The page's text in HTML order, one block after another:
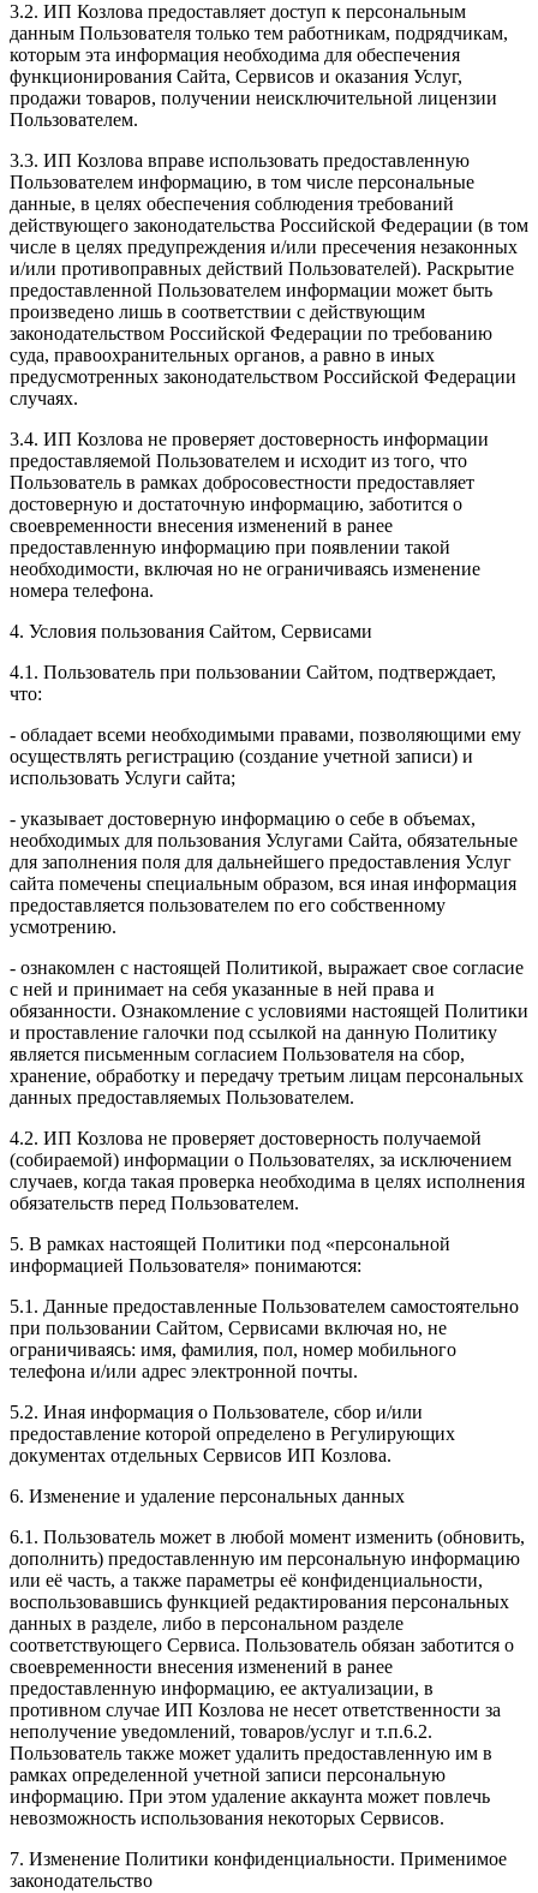
3.2. ИП Козлова предоставляет доступ к персональным
данным Пользователя только тем работникам, подрядчикам,
которым эта информация необходима для обеспечения
функционирования Сайта, Сервисов и оказания Услуг,
продажи товаров, получении неисключительной лицензии
Пользователем.
3.3. ИП Козлова вправе использовать предоставленную
Пользователем информацию, в том числе персональные
данные, в целях обеспечения соблюдения требований
действующего законодательства Российской Федерации (в том
числе в целях предупреждения и/или пресечения незаконных
и/или противоправных действий Пользователей). Раскрытие
предоставленной Пользователем информации может быть
произведено лишь в соответствии с действующим
законодательством Российской Федерации по требованию
суда, правоохранительных органов, а равно в иных
предусмотренных законодательством Российской Федерации
случаях.
3.4. ИП Козлова не проверяет достоверность информации
предоставляемой Пользователем и исходит из того, что
Пользователь в рамках добросовестности предоставляет
достоверную и достаточную информацию, заботится о
своевременности внесения изменений в ранее
предоставленную информацию при появлении такой
необходимости, включая но не ограничиваясь изменение
номера телефона.
4. Условия пользования Сайтом, Сервисами
4.1. Пользователь при пользовании Сайтом, подтверждает,
что:
- обладает всеми необходимыми правами, позволяющими ему
осуществлять регистрацию (создание учетной записи) и
использовать Услуги сайта;
- указывает достоверную информацию о себе в объемах,
необходимых для пользования Услугами Сайта, обязательные
для заполнения поля для дальнейшего предоставления Услуг
сайта помечены специальным образом, вся иная информация
предоставляется пользователем по его собственному
усмотрению.
- ознакомлен с настоящей Политикой, выражает свое согласие
с ней и принимает на себя указанные в ней права и
обязанности. Ознакомление с условиями настоящей Политики
и проставление галочки под ссылкой на данную Политику
является письменным согласием Пользователя на сбор,
хранение, обработку и передачу третьим лицам персональных
данных предоставляемых Пользователем.
4.2. ИП Козлова не проверяет достоверность получаемой
(собираемой) информации о Пользователях, за исключением
случаев, когда такая проверка необходима в целях исполнения
обязательств перед Пользователем.
5. В рамках настоящей Политики под «персональной
информацией Пользователя» понимаются:
5.1. Данные предоставленные Пользователем самостоятельно
при пользовании Сайтом, Сервисами включая но, не
ограничиваясь: имя, фамилия, пол, номер мобильного
телефона и/или адрес электронной почты.
5.2. Иная информация о Пользователе, сбор и/или
предоставление которой определено в Регулирующих
документах отдельных Сервисов ИП Козлова.
6. Изменение и удаление персональных данных
6.1. Пользователь может в любой момент изменить (обновить,
дополнить) предоставленную им персональную информацию
или её часть, а также параметры её конфиденциальности,
воспользовавшись функцией редактирования персональных
данных в разделе, либо в персональном разделе
соответствующего Сервиса. Пользователь обязан заботится о
своевременности внесения изменений в ранее
предоставленную информацию, ее актуализации, в
противном случае ИП Козлова не несет ответственности за
неполучение уведомлений, товаров/услуг и т.п.6.2.
Пользователь также может удалить предоставленную им в
рамках определенной учетной записи персональную
информацию. При этом удаление аккаунта может повлечь
невозможность использования некоторых Сервисов.
7. Изменение Политики конфиденциальности. Применимое
законодательство